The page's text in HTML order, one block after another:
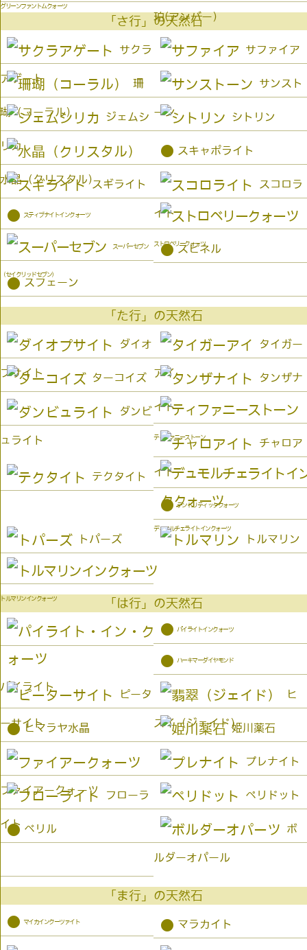
グリーンファントムクォーツ
珀(アンバー）
「さ行」の天然石
サクラ
アゲート
サファイア
珊
瑚（コーラル）
サンスト
ーン
ジェムシ
リカ
シトリン
水晶（クリスタル）
● スキャポライト
スギライト スコロラ
イト
● スティブナイトインクォーツ
ストロベリークォーツ
スーパーセブン
（セイクリッドセブン）
● スピネル
● スフェーン
「た行」の天然石
ダイオ
プサイト
タイガー
アイ
ターコイズ タンザナ
イト
ダンビ
ュライト ティファニーストーン チャロア
イト
テクタイト
デュモルチェライトインクォーツ
● デンドリティッククォーツ
トパーズ トルマリン
トルマリンインクォーツ 「は行」の天然石
パイライト
● パイライトインクォーツ
● ハーキマーダイヤモンド
ピータ
ーサイト
ヒ
スイ（ジェイド）
● ヒマラヤ水晶 姫川薬石
ファイアークォーツ
プレナイト
フローラ
イト
ペリドット
● ベリル ボ
ルダーオパール
「ま行」の天然石
● マイカインクーツァイト ● マラカイト